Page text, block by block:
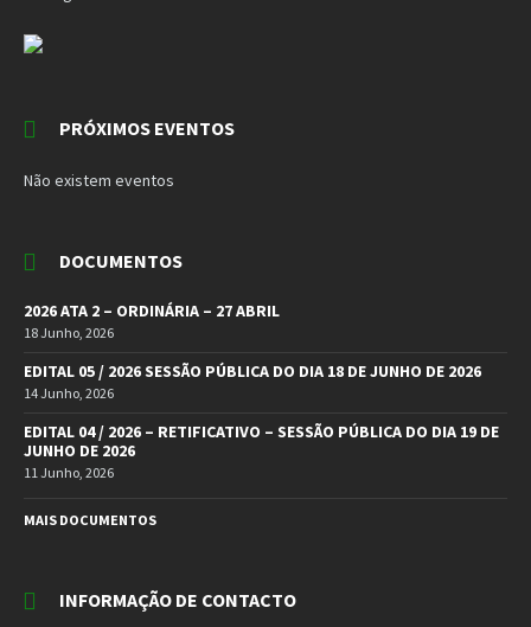
PRÓXIMOS EVENTOS
Não existem eventos
DOCUMENTOS
2026 ATA 2 – ORDINÁRIA – 27 ABRIL
18 Junho, 2026
EDITAL 05 / 2026 SESSÃO PÚBLICA DO DIA 18 DE JUNHO DE 2026
14 Junho, 2026
EDITAL 04 / 2026 – RETIFICATIVO – SESSÃO PÚBLICA DO DIA 19 DE
JUNHO DE 2026
11 Junho, 2026
MAIS DOCUMENTOS
INFORMAÇÃO DE CONTACTO